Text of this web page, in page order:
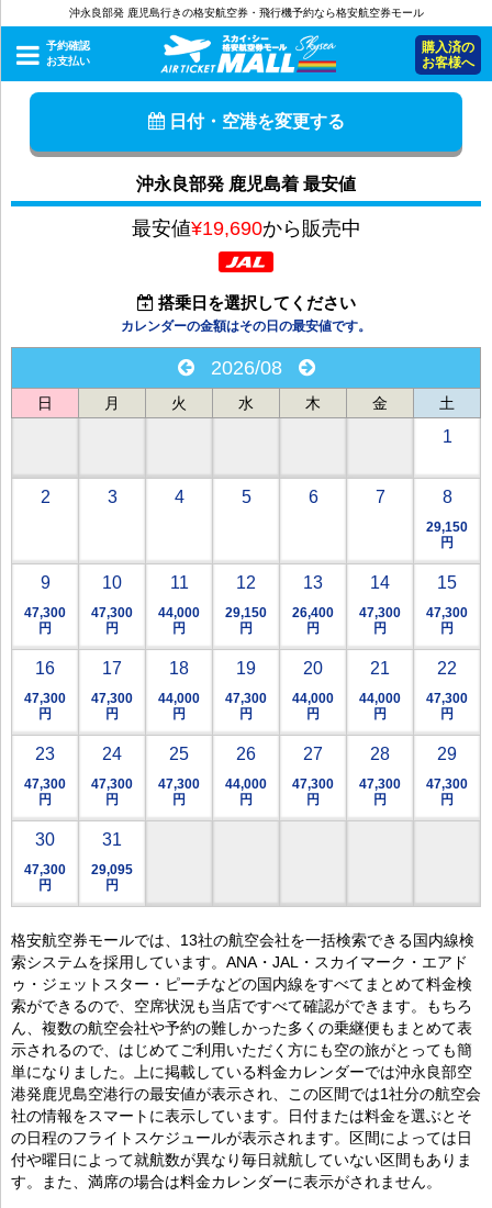
沖永良部発 鹿児島行きの格安航空券・飛行機予約なら格安航空券モール
予約確認
お支払い
購入済の
お客様へ
日付・空港を変更する
沖永良部発 鹿児島着 最安値
最安値¥19,690から販売中
搭乗日を選択してください
カレンダーの金額はその日の最安値です。
2026/08
日 月 火 水 木 金 土
1
2 3 4 5 6 7 8
29,150
円
9
47,300
円
10
47,300
円
11
44,000
円
12
29,150
円
13
26,400
円
14
47,300
円
15
47,300
円
16
47,300
円
17
47,300
円
18
44,000
円
19
47,300
円
20
44,000
円
21
44,000
円
22
47,300
円
23
47,300
円
24
47,300
円
25
47,300
円
26
44,000
円
27
47,300
円
28
47,300
円
29
47,300
円
30
47,300
円
31
29,095
円
格安航空券モールでは、13社の航空会社を一括検索できる国内線検
索システムを採用しています。ANA・JAL・スカイマーク・エアド
ゥ・ジェットスター・ピーチなどの国内線をすべてまとめて料金検
索ができるので、空席状況も当店ですべて確認ができます。もちろ
ん、複数の航空会社や予約の難しかった多くの乗継便もまとめて表
示されるので、はじめてご利用いただく方にも空の旅がとっても簡
単になりました。上に掲載している料金カレンダーでは沖永良部空
港発鹿児島空港行の最安値が表示され、この区間では1社分の航空会
社の情報をスマートに表示しています。日付または料金を選ぶとそ
の日程のフライトスケジュールが表示されます。区間によっては日
付や曜日によって就航数が異なり毎日就航していない区間もありま
す。また、満席の場合は料金カレンダーに表示がされません。